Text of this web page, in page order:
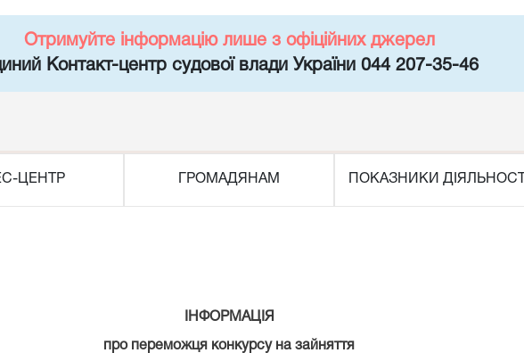
Отримуйте інформацію лише з офіційних джерел
Контакт-центр судової влади України 044 207-35-46
ЦЕНТР ГРОМАДЯНАМ ПОКАЗНИКИ ДІЯЛЬНОСТІ
ІНФОРМАЦІЯ
про переможця конкурсу на зайняття